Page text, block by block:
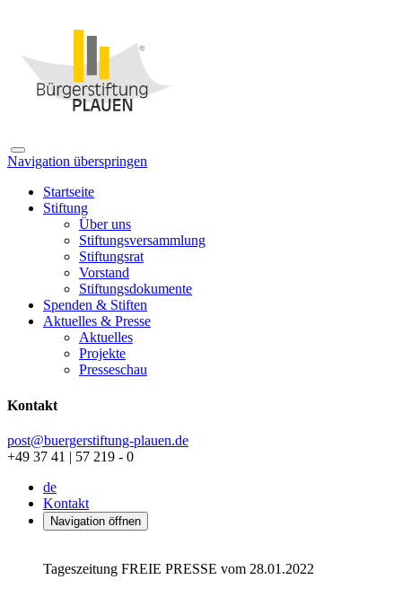
Navigation überspringen
Startseite
Stiftung
Über uns
Stiftungsversammlung
Stiftungsrat
Vorstand
Stiftungsdokumente
Spenden & Stiften
Aktuelles & Presse
Aktuelles
Projekte
Presseschau
Kontakt
post@buergerstiftung-plauen.de
+49 37 41 | 57 219 - 0
de
Kontakt
Navigation öffnen
Tageszeitung FREIE PRESSE vom 28.01.2022